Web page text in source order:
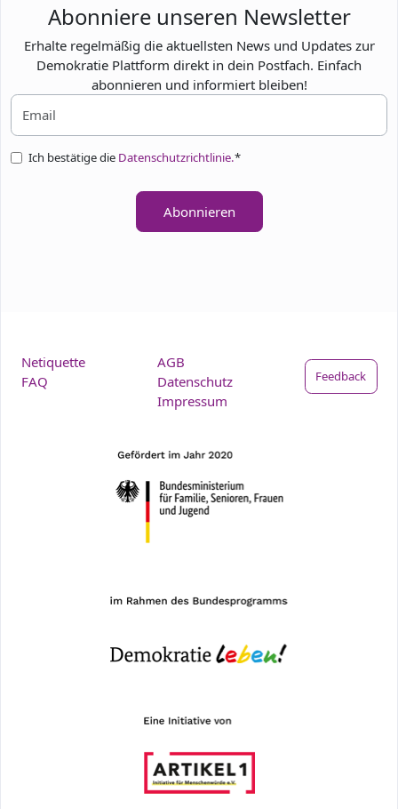
Abonniere unseren Newsletter
Erhalte regelmäßig die aktuellsten News und Updates zur
Demokratie Plattform direkt in dein Postfach. Einfach
abonnieren und informiert bleiben!
Ich bestätige die Datenschutzrichtlinie.*
Abonnieren
Netiquette
FAQ
AGB
Datenschutz
Impressum
Feedback